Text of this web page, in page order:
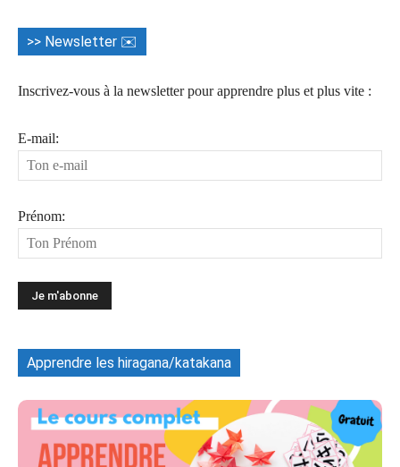
>> Newsletter ✉️
Inscrivez-vous à la newsletter pour apprendre plus et plus vite :
E-mail:
Prénom:
Apprendre les hiragana/katakana